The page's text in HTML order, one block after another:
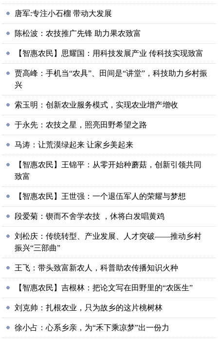
唐军:专注小石榴 带动大发展
陈松波：农技推广先锋 助力果农致富
【智惠农民】思耀国：用科技发展产业 传科技实现致富
贾高峰：手机当“农具”、田间是“讲堂”，科技助力乡村振
兴
索玉明：创新农业服务模式，实现农业增产增收
于永先：农技之星，照亮田野希望之路
马涛：让荒漠绿起来 让家乡美起来
【智惠农民】王锦平：从零开始种蘑菇，创新引领共同
致富
【智惠农民】王世强：一个退伍军人的荣耀与梦想
段爱菊：锲而不舍学农技 ，休将白发唱黄鸡
刘松庆：传统转型、产业发展、人才突破——推动乡村
振兴“三部曲”
王飞：带头致富新农人，科普助农传播知识火种
【智惠农民】吉根林：把论文写在田野里的“农医生”
刘克帅：扎根农业，只为故乡的这片桃树林
徐小占：心系乡亲，为“禾下乘凉梦”出一份力